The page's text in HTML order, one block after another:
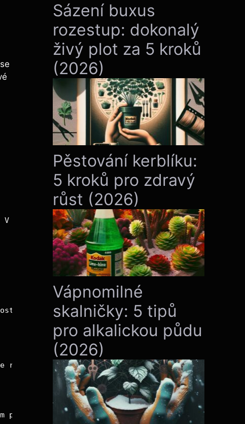
V tomto čase je zachování zdraví rostliny klíčové,
rostlinu.
se orientovat:
Sázení buxus
rozestup: dokonalý
živý plot za 5 kroků
(2026)
Pěstování kerblíku:
5 kroků pro zdravý
růst (2026)
Vápnomilné
skalničky: 5 tipů
pro alkalickou půdu
(2026)